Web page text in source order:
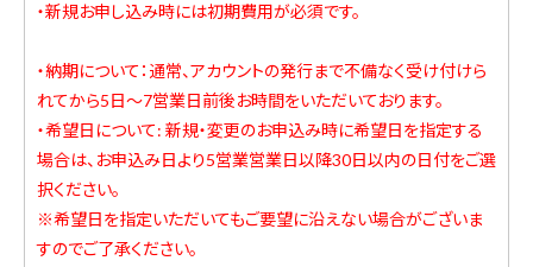
・新規お申し込み時には初期費用が必須です。
・納期について：通常、アカウントの発行まで不備なく受け付けら
れてから5日～7営業日前後お時間をいただいております。
・希望日について: 新規・変更のお申込み時に希望日を指定する
場合は、お申込み日より5営業営業日以降30日以内の日付をご選
択ください。
※希望日を指定いただいてもご要望に沿えない場合がございま
すのでご了承ください。